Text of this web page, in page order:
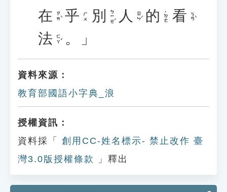
在 ㄗㄞˋ 乎 ㄏㄨ 別 ㄅㄧㄝˊ 人 ㄖㄣˊ 的 ˙ㄉㄜ 看 ㄎㄢˋ
法 ㄈㄚˇ 。」
資料來源：
教育部國語小字典_浪
授權資訊：
資料採「
創用CC-姓名標示- 禁止改作 臺
灣3.0版授權條款
」釋出